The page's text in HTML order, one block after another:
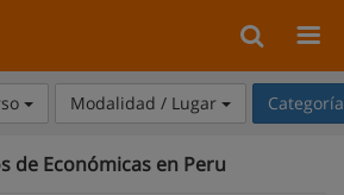
Modalidad / Lugar
de Económicas en Peru